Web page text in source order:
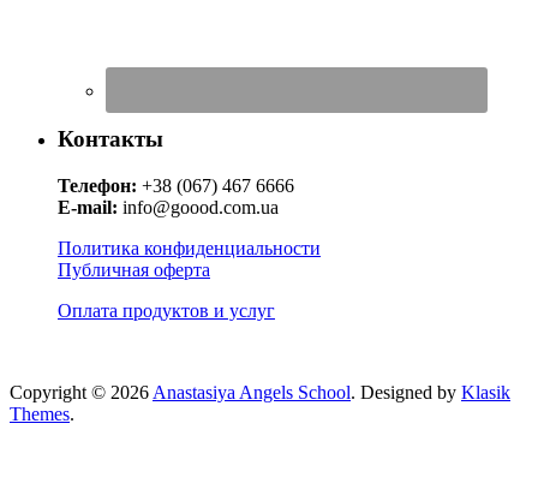
Контакты
Телефон: +38 (067) 467 6666
E-mail: info@goood.com.ua
Политика конфиденциальности
Публичная оферта
Оплата продуктов и услуг
Copyright © 2026 Anastasiya Angels School. Designed by Klasik
Themes.